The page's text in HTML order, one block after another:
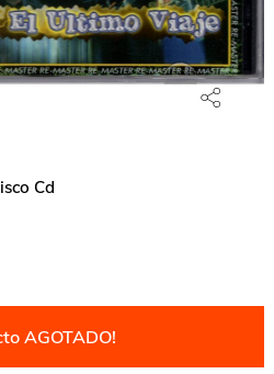
Cd
AGOTADO!